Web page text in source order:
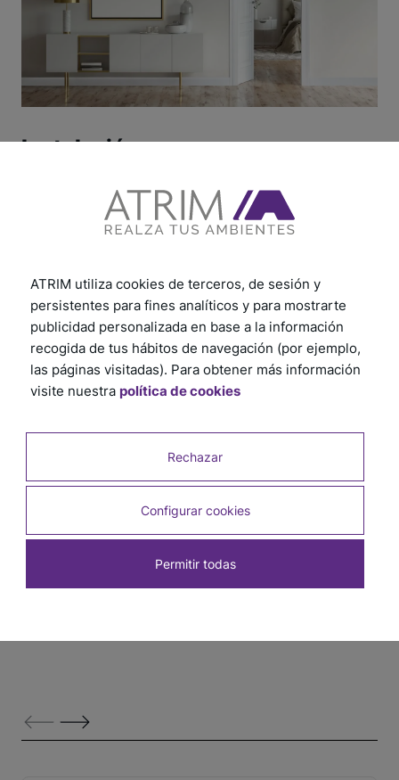
Instalación
Descubre cómo instalar nuestros productos paso a
todo lo necesario para una instalación sin
complicaciones. Sigue los consejos prácticos y
recomendaciones útiles, te aseguramos un proceso
rápido y eficiente.
¡Haz clic aquí y comienza ahora!
Ver otros tutoriales
ATRIM utiliza cookies de terceros, de sesión y
persistentes para fines analíticos y para mostrarte
publicidad personalizada en base a la información
recogida de tus hábitos de navegación (por ejemplo,
las páginas visitadas). Para obtener más información
visite nuestra política de cookies
Rechazar
Configurar cookies
Permitir todas